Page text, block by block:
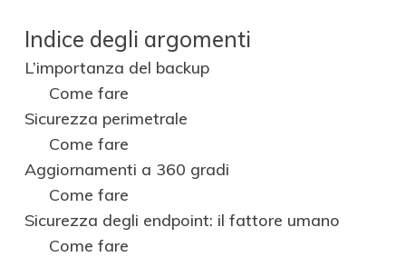
Indice degli argomenti
L’importanza del backup
Come fare
Sicurezza perimetrale
Come fare
Aggiornamenti a 360 gradi
Come fare
Sicurezza degli endpoint: il fattore umano
Come fare